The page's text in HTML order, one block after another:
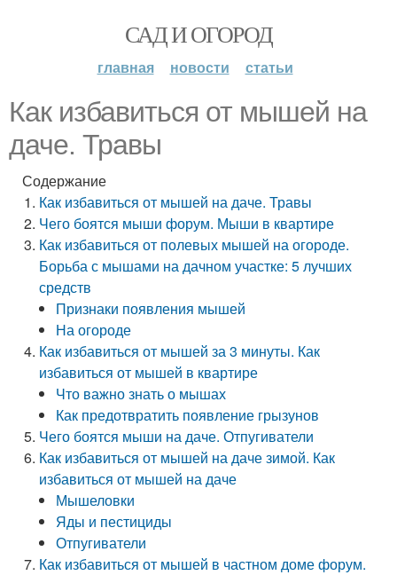
САД И ОГОРОД
главная новости статьи
Как избавиться от мышей на
даче. Травы
Содержание
Как избавиться от мышей на даче. Травы
Чего боятся мыши форум. Мыши в квартире
Как избавиться от полевых мышей на огороде.
Борьба с мышами на дачном участке: 5 лучших
средств
Признаки появления мышей
На огороде
Как избавиться от мышей за 3 минуты. Как
избавиться от мышей в квартире
Что важно знать о мышах
Как предотвратить появление грызунов
Чего боятся мыши на даче. Отпугиватели
Как избавиться от мышей на даче зимой. Как
избавиться от мышей на даче
Мышеловки
Яды и пестициды
Отпугиватели
Как избавиться от мышей в частном доме форум.